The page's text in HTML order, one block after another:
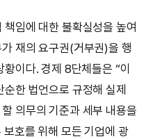
임에 대한 불확실성을 높여
재의 요구권(거부권)을 행
이다. 경제 8단체들은 “이
한 법언으로 규정해 실제
의무의 기준과 세부 내용을
호를 위해 모든 기업에 광